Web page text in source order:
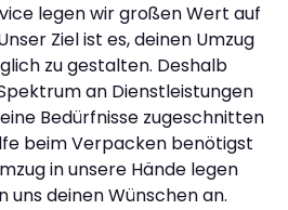
legen wir großen Wert auf
Ziel ist es, deinen Umzug
zu gestalten. Deshalb
an Dienstleistungen
Bedürfnisse zugeschnitten
beim Verpacken benötigst
in unsere Hände legen
deinen Wünschen an.